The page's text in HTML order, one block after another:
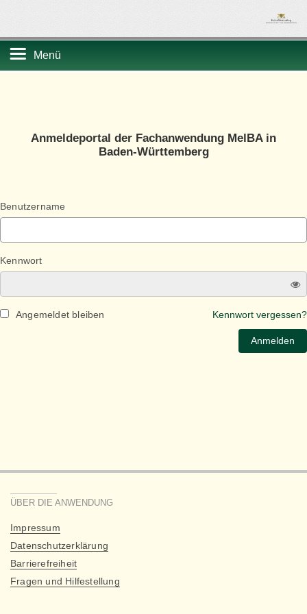
Menü
Anmeldeportal der Fachanwendung MelBA in
Baden-Württemberg
Benutzername
Kennwort
Angemeldet bleiben Kennwort vergessen?
ÜBER DIE ANWENDUNG
Impressum
Datenschutzerklärung
Barrierefreiheit
Fragen und Hilfestellung